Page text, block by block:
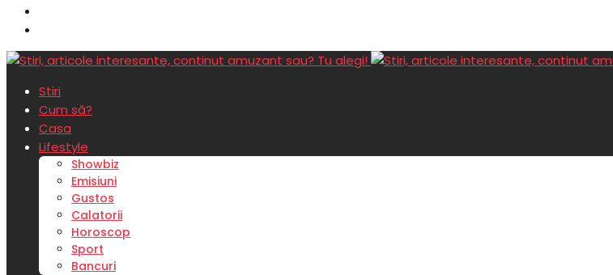
Stiri
Cum să?
Casa
Lifestyle
Showbiz
Emisiuni
Gustos
Calatorii
Horoscop
Sport
Bancuri